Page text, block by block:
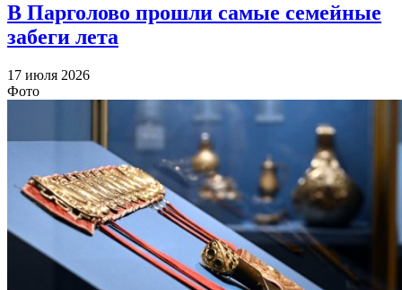
В Парголово прошли самые семейные
забеги лета
17 июля 2026
Фото